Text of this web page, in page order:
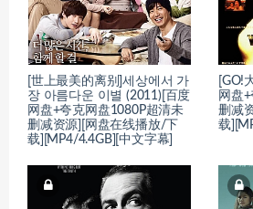
[世上最美的离别]세상에서 가
장 아름다운 이별 (2011)[百度
网盘+夸克网盘1080P超清未
删减资源][网盘在线播放/下
载][MP4/4.4GB][中文字幕]
[GO!
网盘
删减
载